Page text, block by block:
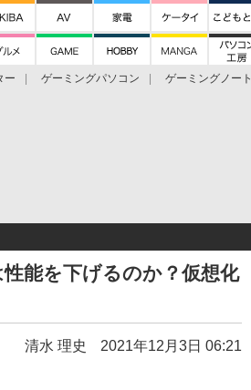
ー ゲーミングパソコン ゲーミングノート
能を下げるのか？仮想化
清水 理史 2021年12月3日 06:21